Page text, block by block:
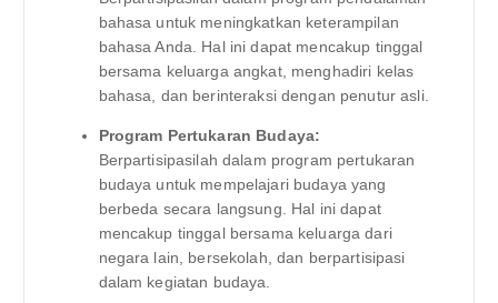
bahasa untuk meningkatkan keterampilan
bahasa Anda. Hal ini dapat mencakup tinggal
bersama keluarga angkat, menghadiri kelas
bahasa, dan berinteraksi dengan penutur asli.
Program Pertukaran Budaya:
Berpartisipasilah dalam program pertukaran
budaya untuk mempelajari budaya yang
berbeda secara langsung. Hal ini dapat
mencakup tinggal bersama keluarga dari
negara lain, bersekolah, dan berpartisipasi
dalam kegiatan budaya.